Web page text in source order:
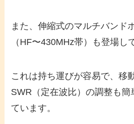
また、伸縮式のマルチバンド
（HF〜430MHz帯）も登場し
これは持ち運びが容易で、移
SWR（定在波比）の調整も
ています。